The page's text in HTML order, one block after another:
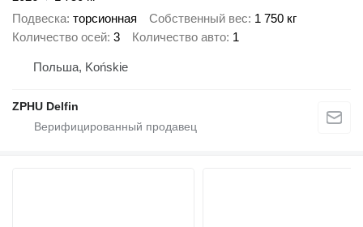
Подвеска торсионная Собственный вес 1 750 кг
Количество осей 3 Количество авто 1
Польша, Końskie
ZPHU Delfin